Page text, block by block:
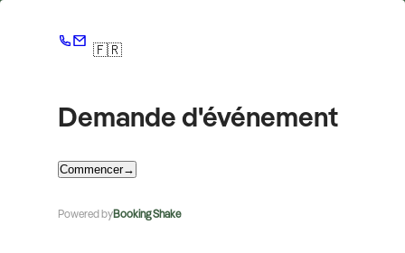
🇫🇷
Demande d'événement
Commencer→
Powered byBooking Shake